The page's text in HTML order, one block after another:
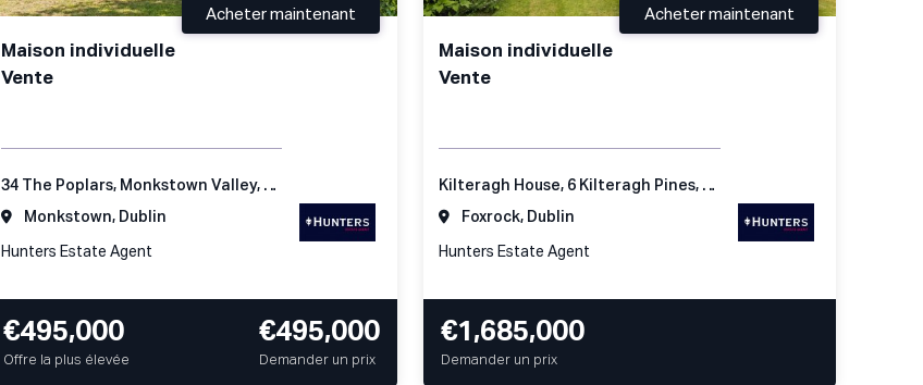
Maison individuelle
Vente
Acheter maintenant
34 The Poplars, Monkstown Valley, Monkstown, Co Dublin
Monkstown, Dublin
Hunters Estate Agent
€495,000
Offre la plus élevée
€495,000
Demander un prix
Maison individuelle
Vente
Acheter maintenant
Kilteragh House, 6 Kilteragh Pines, Foxrock, Dublin 18
Foxrock, Dublin
Hunters Estate Agent
€1,685,000
Demander un prix